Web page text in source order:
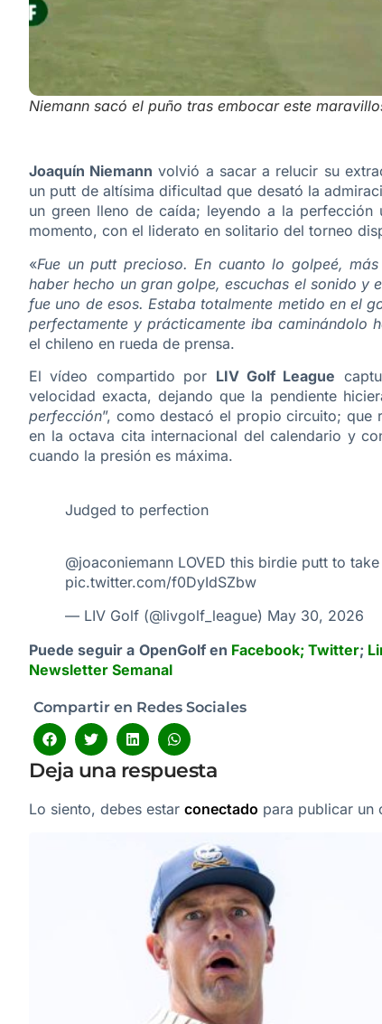
Niemann sacó el puño tras embocar este
Joaquín Niemann volvió a sacar a relucir su
un putt de altísima dificultad que desató la
un green lleno de caída; leyendo a la perfección
momento, con el liderato en solitario del torneo
«Fue un putt precioso. En cuanto lo golpeé,
haber hecho un gran golpe, escuchas el sonido y
fue uno de esos. Estaba totalmente metido en el
perfectamente y prácticamente iba
el chileno en rueda de prensa.
El vídeo compartido por LIV Golf League
velocidad exacta, dejando que la pendiente
perfección”, como destacó el propio circuito;
en la octava cita internacional del calendario y
cuando la presión es máxima.
Judged to perfection
@joaconiemann LOVED this birdie putt to
pic.twitter.com/f0DyIdSZbw
— LIV Golf (@livgolf_league) May 30, 2026
Puede seguir a OpenGolf en Facebook; Twitter;
Newsletter Semanal
Compartir en Redes Sociales
Deja una respuesta
Lo siento, debes estar conectado para publicar un